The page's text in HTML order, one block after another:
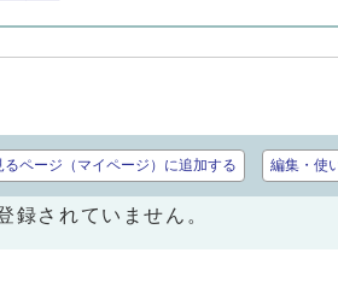
るページ（マイページ）に追加する 編集・使
録されていません。